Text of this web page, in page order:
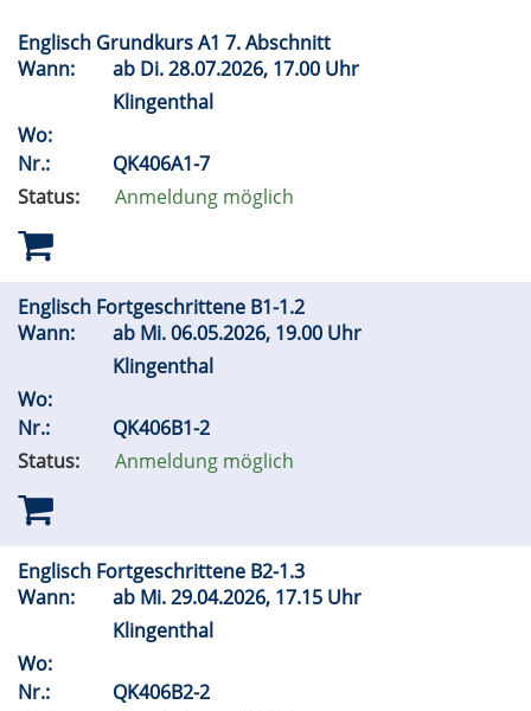
Englisch Grundkurs A1 7. Abschnitt
Wann:
ab Di.28.07.2026, 17.00 Uhr
Klingenthal
Wo:
Nr.:
QK406A1-7
Status:
Anmeldung möglich
Englisch Fortgeschrittene B1-1.2
Wann:
ab Mi.06.05.2026, 19.00 Uhr
Klingenthal
Wo:
Nr.:
QK406B1-2
Status:
Anmeldung möglich
Englisch Fortgeschrittene B2-1.3
Wann:
ab Mi.29.04.2026, 17.15 Uhr
Klingenthal
Wo:
Nr.:
QK406B2-2